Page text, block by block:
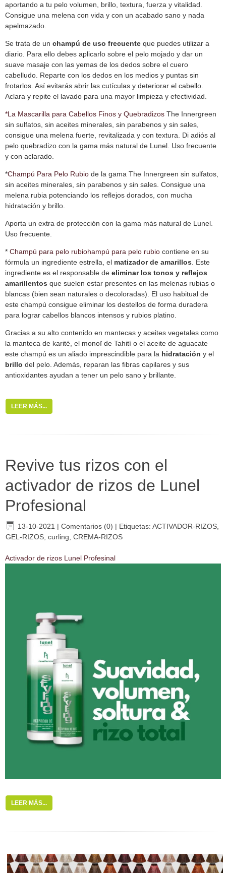
aportando a tu pelo volumen, brillo, textura, fuerza y vitalidad.
Consigue una melena con vida y con un acabado sano y nada
apelmazado.
Se trata de un champú de uso frecuente que puedes utilizar a
diario. Para ello debes aplicarlo sobre el pelo mojado y dar un
suave masaje con las yemas de los dedos sobre el cuero
cabelludo. Reparte con los dedos en los medios y puntas sin
frotarlos. Así evitarás abrir las cutículas y deteriorar el cabello.
Aclara y repite el lavado para una mayor limpieza y efectividad.
*La Mascarilla para Cabellos Finos y Quebradizos The Innergreen
sin sulfatos, sin aceites minerales, sin parabenos y sin sales,
consigue una melena fuerte, revitalizada y con textura. Di adiós al
pelo quebradizo con la gama más natural de Lunel. Uso frecuente
y con aclarado.
*Champú Para Pelo Rubio de la gama The Innergreen sin sulfatos,
sin aceites minerales, sin parabenos y sin sales. Consigue una
melena rubia potenciando los reflejos dorados, con mucha
hidratación y brillo.
Aporta un extra de protección con la gama más natural de Lunel.
Uso frecuente.
* Champú para pelo rubiohampú para pelo rubio contiene en su
fórmula un ingrediente estrella, el matizador de amarillos . Este
ingrediente es el responsable de eliminar los tonos y reflejos
amarillentos que suelen estar presentes en las melenas rubias o
blancas (bien sean naturales o decoloradas). El uso habitual de
este champú consigue eliminar los destellos de forma duradera
para lograr cabellos blancos intensos y rubios platino.
Gracias a su alto contenido en mantecas y aceites vegetales como
la manteca de karité, el monoï de Tahití o el aceite de aguacate
este champú es un aliado imprescindible para la hidratación y el
brillo del pelo. Además, reparan las fibras capilares y sus
antioxidantes ayudan a tener un pelo sano y brillante.
LEER MÁS...
Revive tus rizos con el
activador de rizos de Lunel
Profesional
13-10-2021 | Comentarios (0) | Etiquetas: ACTIVADOR-RIZOS
GEL-RIZOS curling CREMA-RIZOS
Activador de rizos Lunel Profesinal
LEER MÁS...